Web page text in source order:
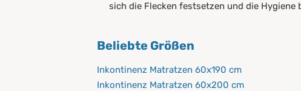
sich die Flecken festsetzen und die Hygiene
Beliebte Größen
Inkontinenz Matratzen 60x190 cm
Inkontinenz Matratzen 60x200 cm